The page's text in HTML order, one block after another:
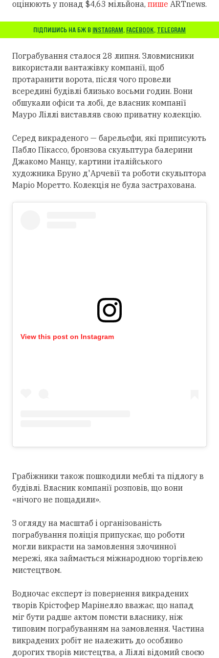
оцінюють у понад $4,63 мільйона, пише ARTnews.
ПІДПИШИСЬ НА БЖ В INSTAGRAM, FACEBOOK, TELEGRAM
Пограбування сталося 28 липня. Зловмисники
використали вантажівку компанії, щоб
протаранити ворота, після чого провели
всередині будівлі близько восьми годин. Вони
обшукали офіси та лобі, де власник компанії
Мауро Ліллі виставляв свою приватну колекцію.
Серед викраденого — барельєфи, які приписують
Пабло Пікассо, бронзова скульптура балерини
Джакомо Манцу, картини італійського
художника Бруно д'Арчевії та роботи скульптора
Маріо Моретто. Колекція не була застрахована.
View this post on Instagram
Грабіжники також пошкодили меблі та підлогу в
будівлі. Власник компанії розповів, що вони
«нічого не пощадили».
З огляду на масштаб і організованість
пограбування поліція припускає, що роботи
могли викрасти на замовлення злочинної
мережі, яка займається міжнародною торгівлею
мистецтвом.
Водночас експерт із повернення викрадених
творів Крістофер Марінелло вважає, що напад
міг бути радше актом помсти власнику, ніж
типовим пограбуванням на замовлення. Частина
викрадених робіт не належить до особливо
дорогих творів мистецтва, а Ліллі відомий своєю